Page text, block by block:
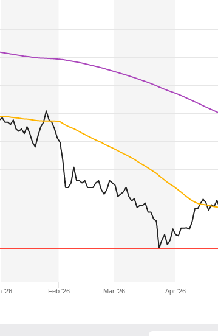
'26 Feb '26 Mär '26 Apr '26